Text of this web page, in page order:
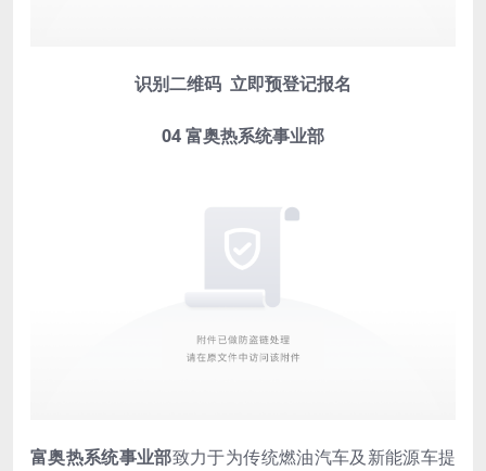
识别二维码 立即预登记报名
04富奥热系统事业部
富奥热系统事业部致力于为传统燃油汽车及新能源车提